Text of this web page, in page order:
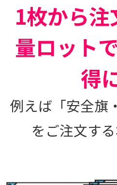
1枚から
量ロット
得
例えば「安全旗
をご注文す